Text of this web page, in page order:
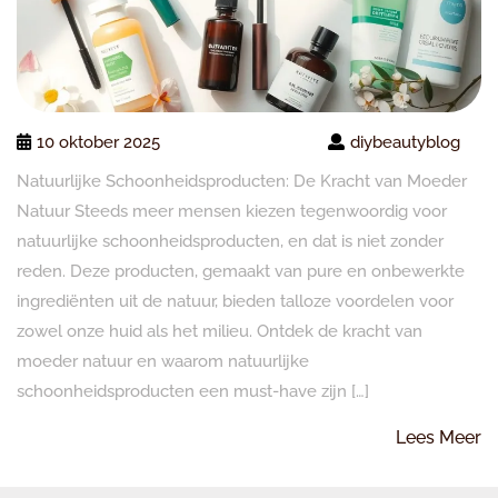
10 oktober 2025
diybeautyblog
Natuurlijke Schoonheidsproducten: De Kracht van Moeder
Natuur Steeds meer mensen kiezen tegenwoordig voor
natuurlijke schoonheidsproducten, en dat is niet zonder
reden. Deze producten, gemaakt van pure en onbewerkte
ingrediënten uit de natuur, bieden talloze voordelen voor
zowel onze huid als het milieu. Ontdek de kracht van
moeder natuur en waarom natuurlijke
schoonheidsproducten een must-have zijn […]
Lees Meer